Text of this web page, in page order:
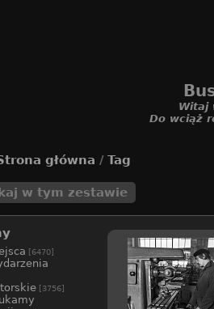
Witaj
Do wciąż
główna / Tag
w tym zestawie
[6470]
[3756]